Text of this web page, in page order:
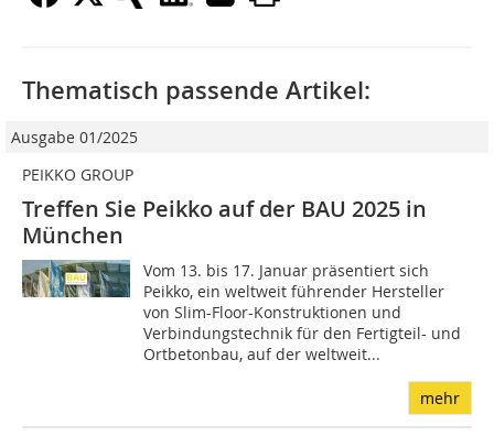
Thematisch passende Artikel:
Ausgabe 01/2025
PEIKKO GROUP
Treffen Sie Peikko auf der BAU 2025 in
München
Vom 13. bis 17. Januar präsentiert sich
Peikko, ein weltweit führender Hersteller
von Slim-Floor-Konstruktionen und
Verbindungstechnik für den Fertigteil- und
Ortbetonbau, auf der weltweit...
mehr